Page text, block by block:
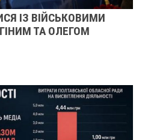
ІЗ ВІЙСЬКОВИМИ
ТА ОЛЕГОМ